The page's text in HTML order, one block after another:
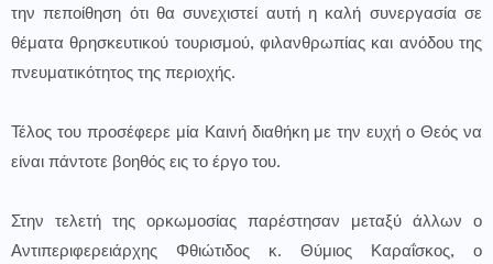
την πεποίθηση ότι θα συνεχιστεί αυτή η καλή συνεργασία σε
θέματα θρησκευτικού τουρισμού, φιλανθρωπίας και ανόδου της
πνευματικότητος της περιοχής.
Τέλος του προσέφερε μία Καινή διαθήκη με την ευχή ο Θεός να
είναι πάντοτε βοηθός εις το έργο του.
Στην τελετή της ορκωμοσίας παρέστησαν μεταξύ άλλων ο
Αντιπεριφερειάρχης Φθιώτιδος κ. Θύμιος Καραΐσκος, ο